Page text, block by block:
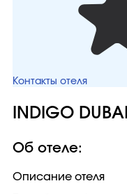
Контакты отеля
INDIGO
Об отеле:
Описание отеля